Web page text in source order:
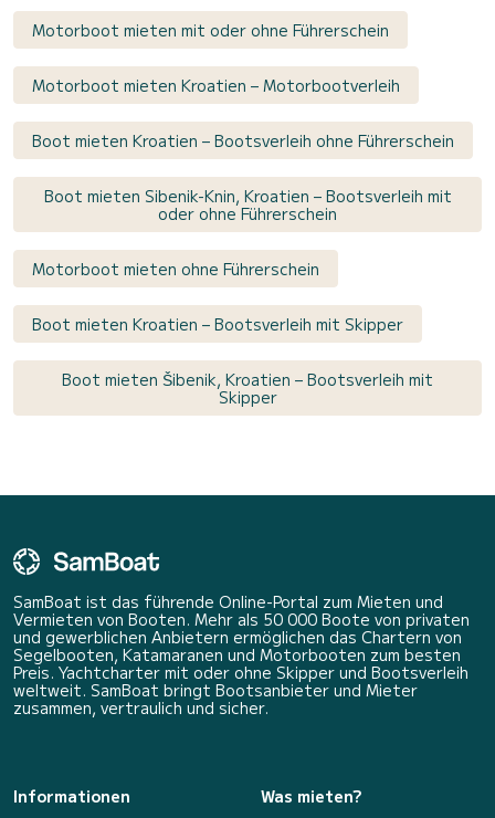
Motorboot mieten mit oder ohne Führerschein
Motorboot mieten Kroatien – Motorbootverleih
Boot mieten Kroatien – Bootsverleih ohne Führerschein
Boot mieten Sibenik-Knin, Kroatien – Bootsverleih mit
oder ohne Führerschein
Motorboot mieten ohne Führerschein
Boot mieten Kroatien – Bootsverleih mit Skipper
Boot mieten Šibenik, Kroatien – Bootsverleih mit
Skipper
SamBoat ist das führende Online-Portal zum Mieten und
Vermieten von Booten. Mehr als 50 000 Boote von privaten
und gewerblichen Anbietern ermöglichen das Chartern von
Segelbooten, Katamaranen und Motorbooten zum besten
Preis. Yachtcharter mit oder ohne Skipper und Bootsverleih
weltweit. SamBoat bringt Bootsanbieter und Mieter
zusammen, vertraulich und sicher.
Informationen
Was mieten?